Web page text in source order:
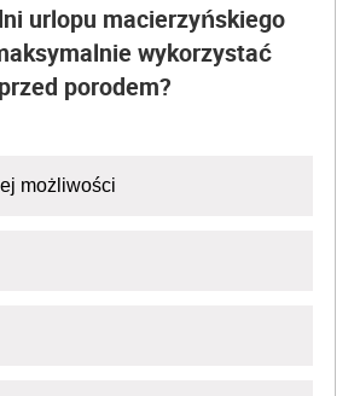
urlopu macierzyńskiego
wykorzystać
porodem?
możliwości